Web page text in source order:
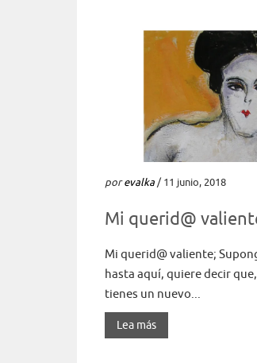
porevalka/ 11 junio, 2018
Mi querid@
Mi querid@ valiente;
hasta aquí, quiere decir
tienes un nuevo...
Lea más